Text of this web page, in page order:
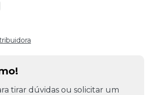
tirar dúvidas ou solicitar um